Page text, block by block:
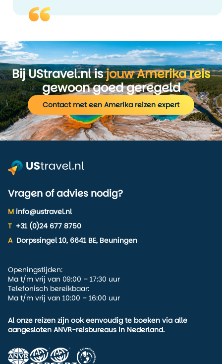
Bij UStravel.nl isjouw Amerika reis
gewoon goed geregeld
Contact met een Amerika reizen expert
Vragen of advies nodig?
M info@ustravel.nl
T +31 (0)24 677 8750
A Dorpssingel 10, 6641 BE, Beuningen
Openingstijden:
Ma t/m vrij van 09:00 – 17:30 uur
Telefonisch bereikbaar:
Ma t/m vrij van 10:00 – 16:00 uur
Al onze reizen zijn ook eenvoudig te boeken via alle
aangesloten ANVR-reisbureaus in Nederland.